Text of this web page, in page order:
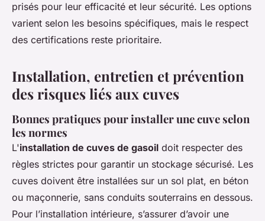
prisés pour leur efficacité et leur sécurité. Les options
varient selon les besoins spécifiques, mais le respect
des certifications reste prioritaire.
Installation, entretien et prévention
des risques liés aux cuves
Bonnes pratiques pour installer une cuve selon
les normes
L'installation de cuves de gasoil doit respecter des
règles strictes pour garantir un stockage sécurisé. Les
cuves doivent être installées sur un sol plat, en béton
ou maçonnerie, sans conduits souterrains en dessous.
Pour l’installation intérieure, s’assurer d’avoir une